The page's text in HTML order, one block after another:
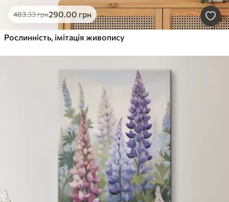
483.33грн290.00 грн
Рослинність, імітація живопису